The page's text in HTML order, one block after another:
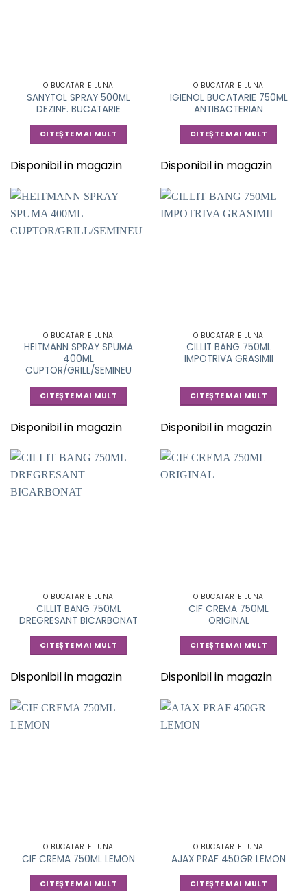
O BUCATARIE LUNA
SANYTOL SPRAY 500ML
DEZINF. BUCATARIE
CITEȘTE MAI MULT
Disponibil in magazin
O BUCATARIE LUNA
IGIENOL BUCATARIE 750ML
ANTIBACTERIAN
CITEȘTE MAI MULT
Disponibil in magazin
O BUCATARIE LUNA
HEITMANN SPRAY SPUMA
400ML
CUPTOR/GRILL/SEMINEU
CITEȘTE MAI MULT
Disponibil in magazin
O BUCATARIE LUNA
CILLIT BANG 750ML
IMPOTRIVA GRASIMII
CITEȘTE MAI MULT
Disponibil in magazin
O BUCATARIE LUNA
CILLIT BANG 750ML
DREGRESANT BICARBONAT
CITEȘTE MAI MULT
Disponibil in magazin
O BUCATARIE LUNA
CIF CREMA 750ML
ORIGINAL
CITEȘTE MAI MULT
Disponibil in magazin
O BUCATARIE LUNA
CIF CREMA 750ML LEMON
CITEȘTE MAI MULT
O BUCATARIE LUNA
AJAX PRAF 450GR LEMON
CITEȘTE MAI MULT